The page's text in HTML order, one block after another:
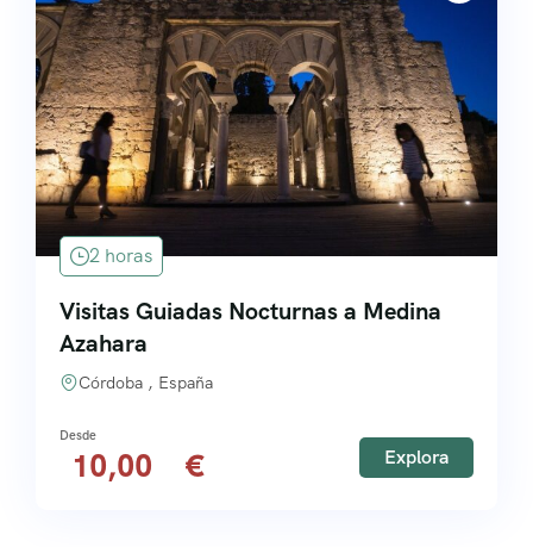
2 horas
Visitas Guiadas Nocturnas a Medina
Azahara
Córdoba , España
10,00 Explora